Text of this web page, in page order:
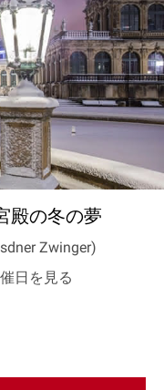
殿の冬の夢
Zwinger)
日を見る